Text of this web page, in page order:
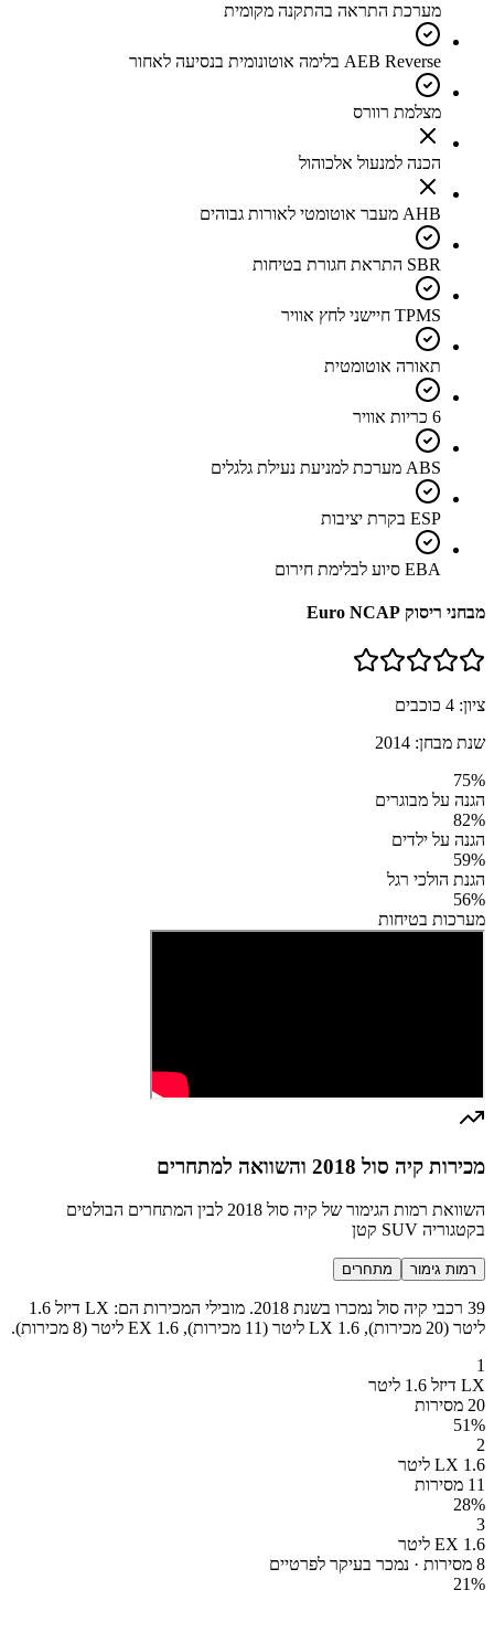
מערכת התראה בהתקנה מקומית
AEB Reverse בלימה אוטונומית בנסיעה לאחור
מצלמת רוורס
הכנה למנעול אלכוהול
AHB מעבר אוטומטי לאורות גבוהים
SBR התראת חגורת בטיחות
TPMS חיישני לחץ אוויר
תאורה אוטומטית
6 כריות אוויר
ABS מערכת למניעת נעילת גלגלים
ESP בקרת יציבות
EBA סיוע לבלימת חירום
מבחני ריסוק Euro NCAP
ציון: 4 כוכבים
שנת מבחן: 2014
75%
הגנה על מבוגרים
82%
הגנה על ילדים
59%
הגנת הולכי רגל
56%
מערכות בטיחות
מכירות קיה סול 2018 והשוואה למתחרים
השוואת רמות הגימור של קיה סול 2018 לבין המתחרים הבולטים
בקטגוריה SUV קטן
רמות גימור מתחרים
39 רכבי קיה סול נמכרו בשנת 2018. מובילי המכירות הם: LX דיזל 1.6
ליטר (20 מכירות), LX 1.6 ליטר (11 מכירות), EX 1.6 ליטר (8 מכירות).
1
LX דיזל 1.6 ליטר
20 מסירות
51%
2
LX 1.6 ליטר
11 מסירות
28%
3
EX 1.6 ליטר
8 מסירות · נמכר בעיקר לפרטיים
21%